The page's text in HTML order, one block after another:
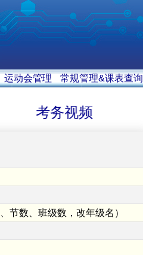
运动会管理 常规管理&课表查询
考务视频
节数、班级数，改年级名）